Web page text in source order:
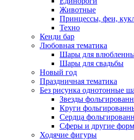
Животные
Принцессы, феи,
Техно
Кенди бар
Любовная тематика
Шары для
Шары для свадьбы
Новый год
Праздничная тематика
Без рисунка однотонные
Звезды
Круги
Сердца
Сферы и другие
Ходячие фигуры